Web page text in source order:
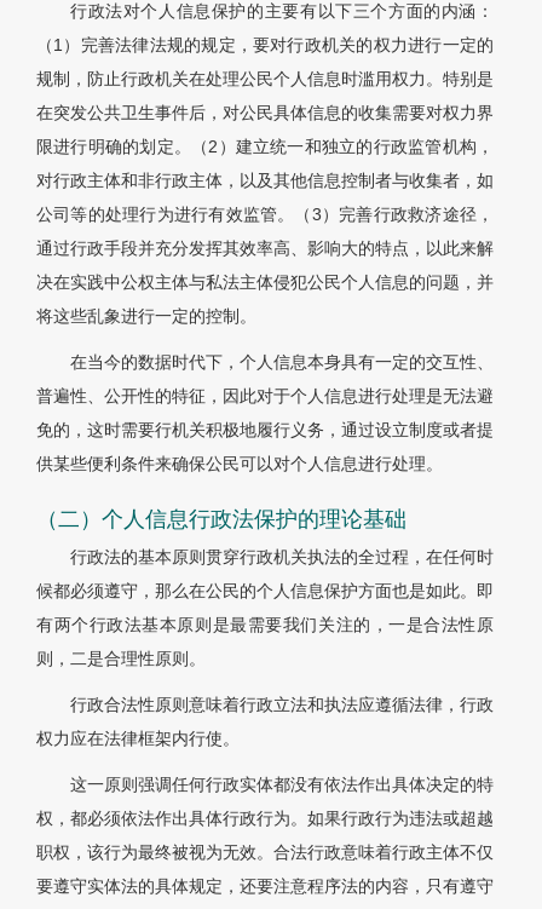
行政法对个人信息保护的主要有以下三个方面的内涵：
（1）完善法律法规的规定，要对行政机关的权力进行一定的
规制，防止行政机关在处理公民个人信息时滥用权力。特别是
在突发公共卫生事件后，对公民具体信息的收集需要对权力界
限进行明确的划定。（2）建立统一和独立的行政监管机构，
对行政主体和非行政主体，以及其他信息控制者与收集者，如
公司等的处理行为进行有效监管。（3）完善行政救济途径，
通过行政手段并充分发挥其效率高、影响大的特点，以此来解
决在实践中公权主体与私法主体侵犯公民个人信息的问题，并
将这些乱象进行一定的控制。
在当今的数据时代下，个人信息本身具有一定的交互性、
普遍性、公开性的特征，因此对于个人信息进行处理是无法避
免的，这时需要行机关积极地履行义务，通过设立制度或者提
供某些便利条件来确保公民可以对个人信息进行处理。
（二）个人信息行政法保护的理论基础
行政法的基本原则贯穿行政机关执法的全过程，在任何时
候都必须遵守，那么在公民的个人信息保护方面也是如此。即
有两个行政法基本原则是最需要我们关注的，一是合法性原
则，二是合理性原则。
行政合法性原则意味着行政立法和执法应遵循法律，行政
权力应在法律框架内行使。
这一原则强调任何行政实体都没有依法作出具体决定的特
权，都必须依法作出具体行政行为。如果行政行为违法或超越
职权，该行为最终被视为无效。合法行政意味着行政主体不仅
要遵守实体法的具体规定，还要注意程序法的内容，只有遵守